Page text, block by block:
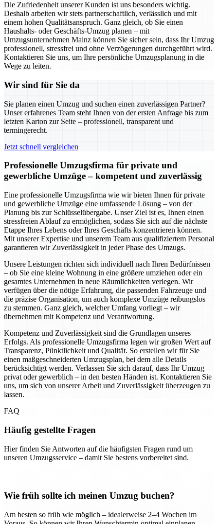
Die Zufriedenheit unserer Kunden ist uns besonders wichtig.
Deshalb arbeiten wir stets partnerschaftlich, verlässlich und mit
einem hohen Qualitätsanspruch. Ganz gleich, ob Sie einen
Haushalts- oder Geschäfts-Umzug planen – mit
Umzugsunternehmen Mainz können Sie sicher sein, dass Ihr Umzug
professionell, stressfrei und ohne Verzögerungen durchgeführt wird.
Kontaktieren Sie uns, um Ihre persönliche Umzugsplanung in die
Wege zu leiten.
Wir sind für Sie da
Sie planen einen Umzug und suchen einen zuverlässigen Partner?
Unser erfahrenes Team steht Ihnen von der ersten Anfrage bis zum
letzten Karton zur Seite – professionell, transparent und
termingerecht.
Jetzt schnell vergleichen
Professionelle Umzugsfirma für private und
gewerbliche Umzüge – kompetent und zuverlässig
Eine professionelle Umzugsfirma wie wir bieten Ihnen für private
und gewerbliche Umzüge eine umfassende Lösung – von der
Planung bis zur Schlüsselübergabe. Unser Ziel ist es, Ihnen einen
stressfreien Ablauf zu ermöglichen, sodass Sie sich auf die nächste
Etappe Ihres Lebens oder Ihres Geschäfts konzentrieren können.
Mit unserer Expertise und unserem Team aus qualifiziertem Personal
garantieren wir Zuverlässigkeit in jeder Phase des Umzugs.
Unsere Leistungen richten sich individuell nach Ihren Bedürfnissen
– ob Sie eine kleine Wohnung in eine größere umziehen oder ein
gesamtes Unternehmen in neue Räumlichkeiten verlegen. Wir
verfügen über die nötige Erfahrung, die passenden Fahrzeuge und
die präzise Organisation, um auch komplexe Umzüge reibungslos
zu stemmen. Ganz gleich, welcher Umfang vorliegt – wir
übernehmen mit Kompetenz und Verantwortung.
Kompetenz und Zuverlässigkeit sind die Grundlagen unseres
Erfolgs. Als professionelle Umzugsfirma legen wir großen Wert auf
Transparenz, Pünktlichkeit und Qualität. So erstellen wir für Sie
einen maßgeschneiderten Umzugsplan, bei dem alle Details
berücksichtigt werden. Verlassen Sie sich darauf, dass Ihr Umzug –
privat oder gewerblich – in den besten Händen ist. Kontaktieren Sie
uns, um sich von unserer Arbeit und Zuverlässigkeit überzeugen zu
lassen.
FAQ
Häufig gestellte Fragen
Hier finden Sie Antworten auf die häufigsten Fragen rund um
unseren Umzugsservice – damit Sie bestens vorbereitet sind.
Wie früh sollte ich meinen Umzug buchen?
Am besten so früh wie möglich – idealerweise 2–4 Wochen im